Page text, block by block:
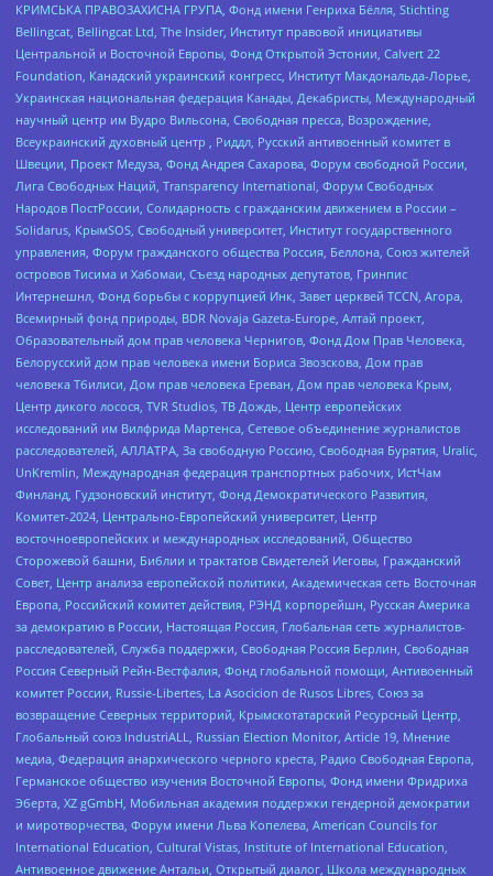
КРИМСЬКА ПРАВОЗАХИСНА ГРУПА, Фонд имени Генриха Бёлля, Stichting
Bellingcat, Bellingcat Ltd, The Insider, Институт правовой инициативы
Центральной и Восточной Европы, Фонд Открытой Эстонии, Calvert 22
Foundation, Канадский украинский конгресс, Институт Макдональда-Лорье,
Украинская национальная федерация Канады, Декабристы, Международный
научный центр им Вудро Вильсона, Свободная пресса, Возрождение,
Всеукраинский духовный центр , Риддл, Русский антивоенный комитет в
Швеции, Проект Медуза, Фонд Андрея Сахарова, Форум свободной России,
Лига Свободных Наций, Transparеncy International, Форум Свободных
Народов ПостРоссии, Солидарность с гражданским движением в России –
Solidarus, КрымSOS, Свободный университет, Институт государственного
управления, Форум гражданского общества Россия, Беллона, Союз жителей
островов Тисима и Хабомаи, Съезд народных депутатов, Гринпис
Интернешнл, Фонд борьбы с коррупцией Инк, Завет церквей TCCN, Агора,
Всемирный фонд природы, BDR Novaja Gazeta-Europe, Алтай проект,
Образовательный дом прав человека Чернигов, Фонд Дом Прав Человека,
Белорусский дом прав человека имени Бориса Звозскова, Дом прав
человека Тбилиси, Дом прав человека Ереван, Дом прав человека Крым,
Центр дикого лосося, TVR Studios, ТВ Дождь, Центр европейских
исследований им Вилфрида Мартенса, Сетевое объединение журналистов
расследователей, АЛЛАТРА, За свободную Россию, Свободная Бурятия, Uralic,
UnKremlin, Международная федерация транспортных рабочих, ИстЧам
Финланд, Гудзоновский институт, Фонд Демократического Развития,
Комитет-2024, Центрально-Европейский университет, Центр
восточноевропейских и международных исследований, Общество
Сторожевой башни, Библии и трактатов Свидетелей Иеговы, Гражданский
Совет, Центр анализа европейской политики, Академическая сеть Восточная
Европа, Российский комитет действия, РЭНД корпорейшн, Русская Америка
за демократию в России, Настоящая Россия, Глобальная сеть журналистов-
расследователей, Служба поддержки, Свободная Россия Берлин, Свободная
Россия Северный Рейн-Вестфалия, Фонд глобальной помощи, Антивоенный
комитет России, Russie-Libertes, La Asocicion de Rusos Libres, Союз за
возвращение Северных территорий, Крымскотатарский Ресурсный Центр,
Глобальный союз IndustriALL, Russian Election Monitor, Article 19, Мнение
медиа, Федерация анархического черного креста, Радио Свободная Европа,
Германское общество изучения Восточной Европы, Фонд имени Фридриха
Эберта, XZ gGmbH, Мобильная академия поддержки гендерной демократии
и миротворчества, Форум имени Льва Копелева, American Councils for
International Education, Cultural Vistas, Institute of International Education,
Антивоенное движение Антальи, Открытый диалог, Школа международных